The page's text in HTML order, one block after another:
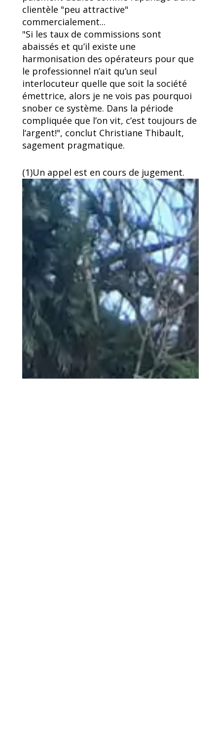
clientèle "peu attractive"
commercialement...
"Si les taux de commissions sont
abaissés et qu’il existe une
harmonisation des opérateurs pour que
le professionnel n’ait qu’un seul
interlocuteur quelle que soit la société
émettrice, alors je ne vois pas pourquoi
snober ce système. Dans la période
compliquée que l’on vit, c’est toujours de
l‘argent!", conclut Christiane Thibault,
sagement pragmatique.
(1)Un appel est en cours de jugement.